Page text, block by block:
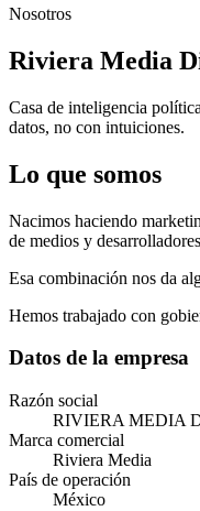
Nosotros
Riviera Media
Casa de inteligencia
datos, no con intuiciones.
Lo que somos
Nacimos haciendo
de medios y
Esa combinación nos da
Hemos trabajado con
Datos de la empresa
Razón social
RIVIERA MEDIA
Marca comercial
Riviera Media
País de operación
México